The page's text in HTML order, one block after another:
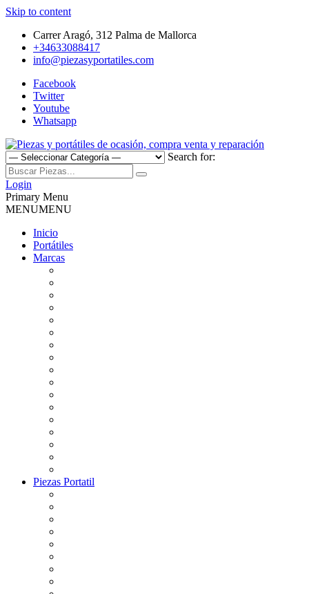
Skip to content
Carrer Aragó, 312 Palma de Mallorca
+34633088417
info@piezasyportatiles.com
Facebook
Twitter
Youtube
Whatsapp
Piezas y portátiles de ocasión,
compra venta y reparación
Todo lo que necesitas para reparar tu portatil, Pantallas, Teclas,
Teclados, Baterías, Carcasas, Placas, Gráficas, Procesadores,
Ventiladores
Search for:
Login
Primary Menu
MENUMENU
Inicio
Portátiles
Marcas
Piezas Portatil